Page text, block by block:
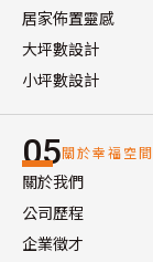
居家佈置靈感
大坪數設計
小坪數設計
05關於幸福空間
關於我們
公司歷程
企業徵才